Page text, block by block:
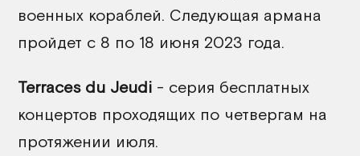
военных кораблей. Следующая армана
пройдет с 8 по 18 июня 2023 года.
Terraces du Jeudi - серия бесплатных
концертов проходящих по четвергам на
протяжении июля.